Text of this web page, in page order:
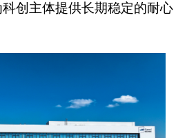
创主体提供长期稳定的耐心